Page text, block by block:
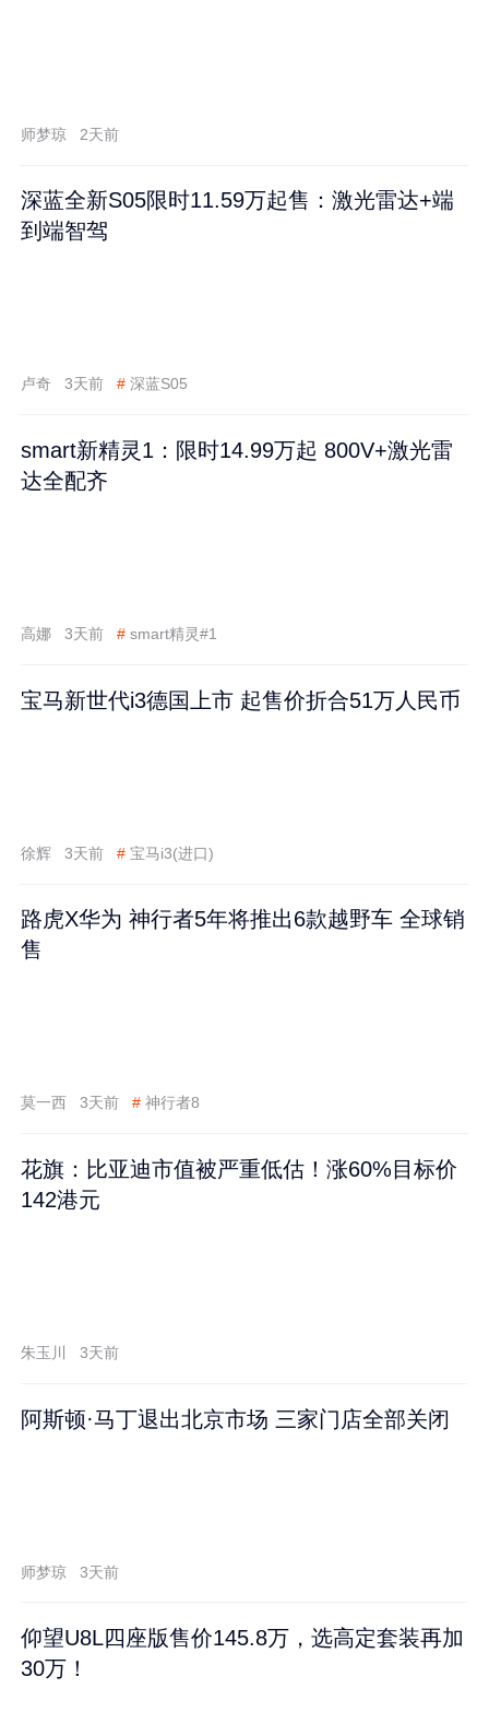
师梦琼 2天前
深蓝全新S05限时11.59万起售：激光雷达+端
到端智驾
卢奇 3天前 # 深蓝S05
smart新精灵1：限时14.99万起 800V+激光雷
达全配齐
高娜 3天前 # smart精灵#1
宝马新世代i3德国上市 起售价折合51万人民币
徐辉 3天前 # 宝马i3(进口)
路虎X华为 神行者5年将推出6款越野车 全球销
售
莫一西 3天前 # 神行者8
花旗：比亚迪市值被严重低估！涨60%目标价
142港元
朱玉川 3天前
阿斯顿·马丁退出北京市场 三家门店全部关闭
师梦琼 3天前
仰望U8L四座版售价145.8万，选高定套装再加
30万！